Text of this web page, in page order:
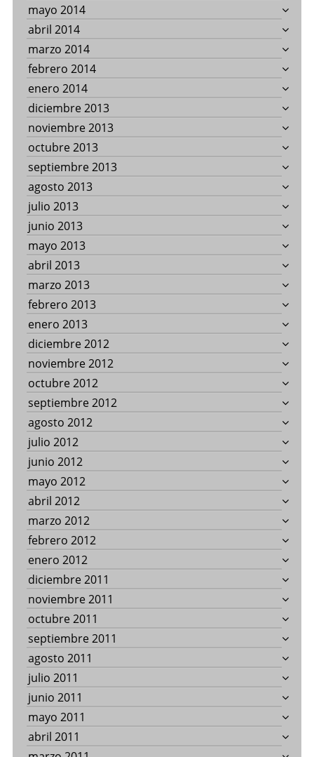
mayo 2014
abril 2014
marzo 2014
febrero 2014
enero 2014
diciembre 2013
noviembre 2013
octubre 2013
septiembre 2013
agosto 2013
julio 2013
junio 2013
mayo 2013
abril 2013
marzo 2013
febrero 2013
enero 2013
diciembre 2012
noviembre 2012
octubre 2012
septiembre 2012
agosto 2012
julio 2012
junio 2012
mayo 2012
abril 2012
marzo 2012
febrero 2012
enero 2012
diciembre 2011
noviembre 2011
octubre 2011
septiembre 2011
agosto 2011
julio 2011
junio 2011
mayo 2011
abril 2011